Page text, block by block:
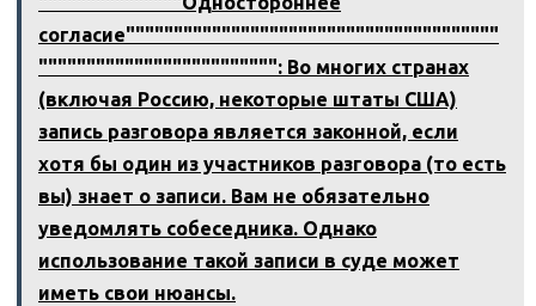
согласие"""""""""""""""""""""""""""""""""""""""
""""""""""""""""""""""""": Во многих странах
(включая Россию, некоторые штаты США)
запись разговора является законной, если
хотя бы один из участников разговора (то есть
вы) знает о записи. Вам не обязательно
уведомлять собеседника. Однако
использование такой записи в суде может
иметь свои нюансы.